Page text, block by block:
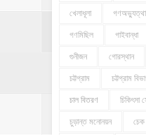
খেলাধূলা
গণমিছিল গাইবান্ধা
গুনীজন গোরস্থান
চট্টগ্রাম চট্টগ্রাম
চাল বিতরণ চিকিৎসা
চুড়ান্ত মনোনয়ন চেক